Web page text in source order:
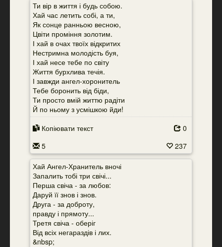
Ти вір в життя і будь собою.
Хай час летить собі, а ти,
Як сонце ранньою весною,
Цвіти проміння золотим.
І хай в очах твоїх відкритих
Нестримна молодість буя,
І хай несе тебе по світу
Життя бурхлива течія.
І завжди ангел-хоронитель
Тебе боронить від біди,
Ти просто вмій життю радіти
Й по ньому з усмішкою йди!
Копіювати текст
0
5
237
Хай Ангел-Хранитель вночі
Запалить тобі три свічі...
Перша свіча - за любов:
Даруй її знов і знов.
Друга - за доброту,
правду і прямоту...
Третя свіча - оберіг
Від всіх негараздів і лих.
&nbsp;